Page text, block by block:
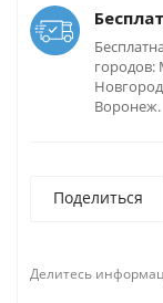
городов:
Воронеж.
Поделиться
Делитесь